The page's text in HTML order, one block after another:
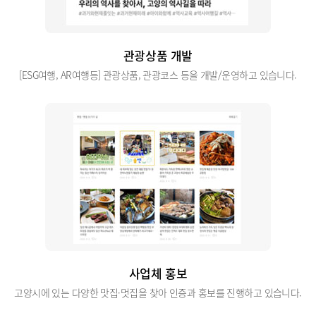
관광상품 개발
[ESG여행, AR여행등] 관광상품, 관광코스 등을 개발/운영하고 있습니다.
사업체 홍보
고양시에 있는 다양한 맛집·멋집을 찾아 인증과 홍보를 진행하고 있습니다.